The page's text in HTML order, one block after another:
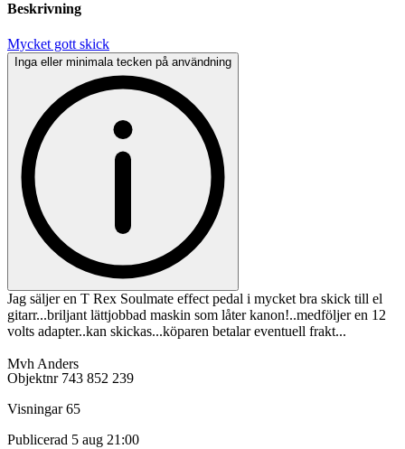
Beskrivning
Mycket gott skick
Inga eller minimala tecken på användning
Jag säljer en T Rex Soulmate effect pedal i mycket bra skick till el
gitarr...briljant lättjobbad maskin som låter kanon!..medföljer en 12
volts adapter..kan skickas...köparen betalar eventuell frakt...
Mvh Anders
Objektnr 743 852 239
Visningar 65
Publicerad 5 aug 21:00